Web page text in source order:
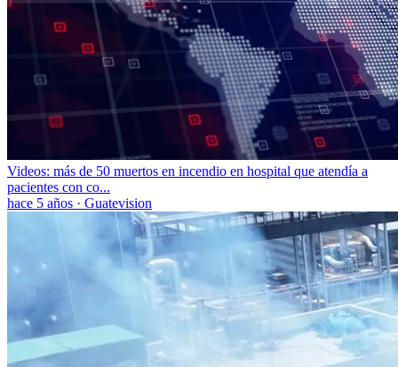
Videos: más de 50 muertos en incendio en hospital que atendía a
pacientes con co...
hace 5 años · Guatevision